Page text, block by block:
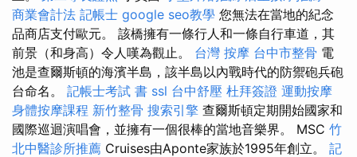
商業會計法 記帳士 google seo教學 您無法在當地的紀念
品商店支付歐元。 該橋擁有一條行人和一條自行車道，其
前景（和身高）令人嘆為觀止。 台灣 按摩 台中市整骨 電
池是查爾斯頓的海濱半島，該半島以內戰時代的防禦砲兵砲
台命名。 記帳士考試 書 ssl 台中舒壓 杜拜簽證 運動按摩
身體按摩課程 新竹整骨 搜索引擎 查爾斯頓定期開始國家和
國際巡迴演唱會，並擁有一個很棒的當地音樂界。 MSC 竹
北中醫診所推薦 Cruises由Aponte家族於1995年創立。 記